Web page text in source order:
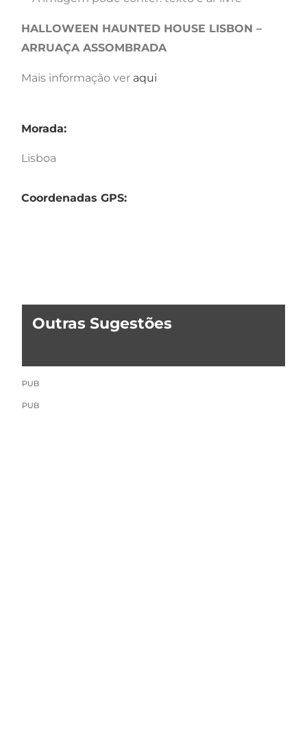
HALLOWEEN HAUNTED HOUSE LISBON –
ARRUAÇA ASSOMBRADA
Mais informação ver aqui
Morada:
Lisboa
Coordenadas GPS:
Outras Sugestões
PUB
PUB